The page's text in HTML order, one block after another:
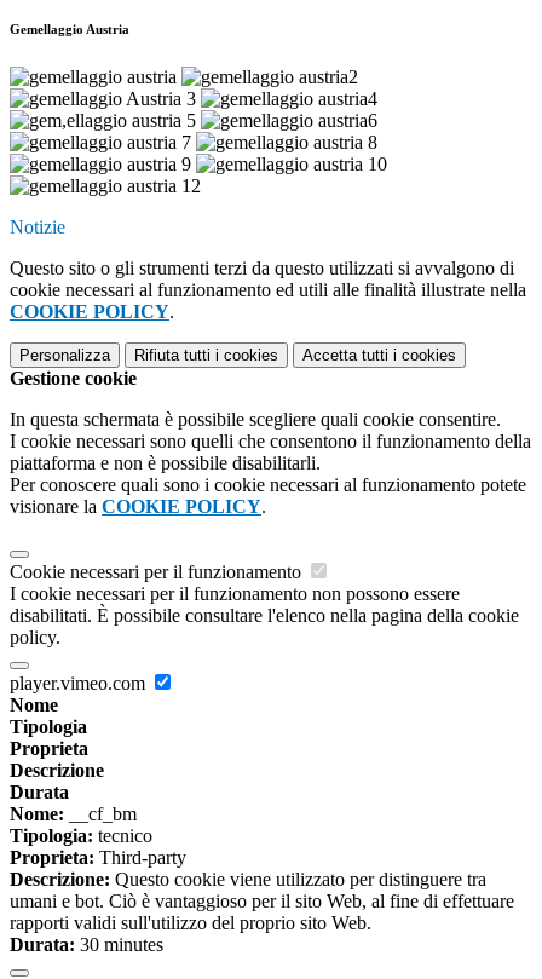
Gemellaggio Austria
Notizie
Questo sito o gli strumenti terzi da questo utilizzati si avvalgono di
cookie necessari al funzionamento ed utili alle finalità illustrate nella
COOKIE POLICY.
Personalizza Rifiuta tutti i cookies Accetta tutti i cookies
Gestione cookie
In questa schermata è possibile scegliere quali cookie consentire.
I cookie necessari sono quelli che consentono il funzionamento della
piattaforma e non è possibile disabilitarli.
Per conoscere quali sono i cookie necessari al funzionamento potete
visionare la COOKIE POLICY.
Cookie necessari per il funzionamento
I cookie necessari per il funzionamento non possono essere
disabilitati. È possibile consultare l'elenco nella pagina della cookie
policy.
player.vimeo.com
Nome
Tipologia
Proprieta
Descrizione
Durata
Nome: __cf_bm
Tipologia: tecnico
Proprieta: Third-party
Descrizione: Questo cookie viene utilizzato per distinguere tra
umani e bot. Ciò è vantaggioso per il sito Web, al fine di effettuare
rapporti validi sull'utilizzo del proprio sito Web.
Durata: 30 minutes